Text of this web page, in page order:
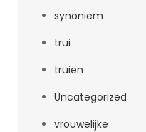
synoniem
trui
truien
Uncategorized
vrouwelijke